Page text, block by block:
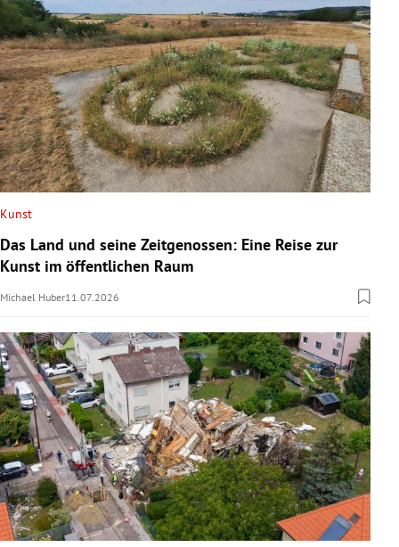
Kunst
Das Land und seine Zeitgenossen: Eine Reise zur
Kunst im öffentlichen Raum
Michael Huber11.07.2026